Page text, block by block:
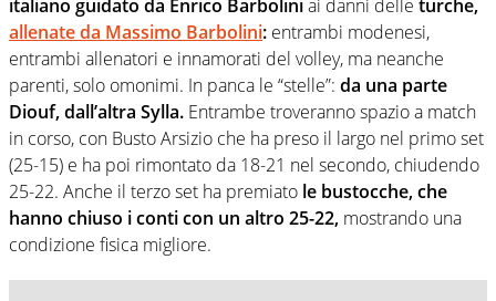
italiano guidato da Enrico Barboliniai danni delle turche,
allenate da Massimo Barbolini: entrambi modenesi,
entrambi allenatori e innamorati del volley, ma neanche
parenti, solo omonimi. In panca le “stelle”: da una parte
Diouf, dall’altra Sylla. Entrambe troveranno spazio a match
in corso, con Busto Arsizio che ha preso il largo nel primo set
(25-15) e ha poi rimontato da 18-21 nel secondo, chiudendo
25-22. Anche il terzo set ha premiato le bustocche, che
hanno chiuso i conti con un altro 25-22, mostrando una
condizione fisica migliore.